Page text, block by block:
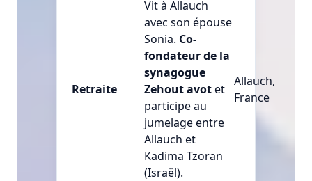
Retraite
Vit à Allauch
avec son épouse
Sonia. Co-
fondateur de la
synagogue
Zehout avotet
participe au
jumelage entre
Allauch et
Kadima Tzoran
(Israël).
Allauch,
France